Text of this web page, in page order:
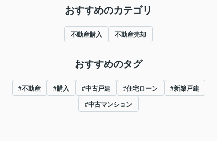
おすすめのカテゴリ
不動産購入 不動産売却
おすすめのタグ
#不動産 #購入 #中古戸建 #住宅ローン #新築戸建
#中古マンション